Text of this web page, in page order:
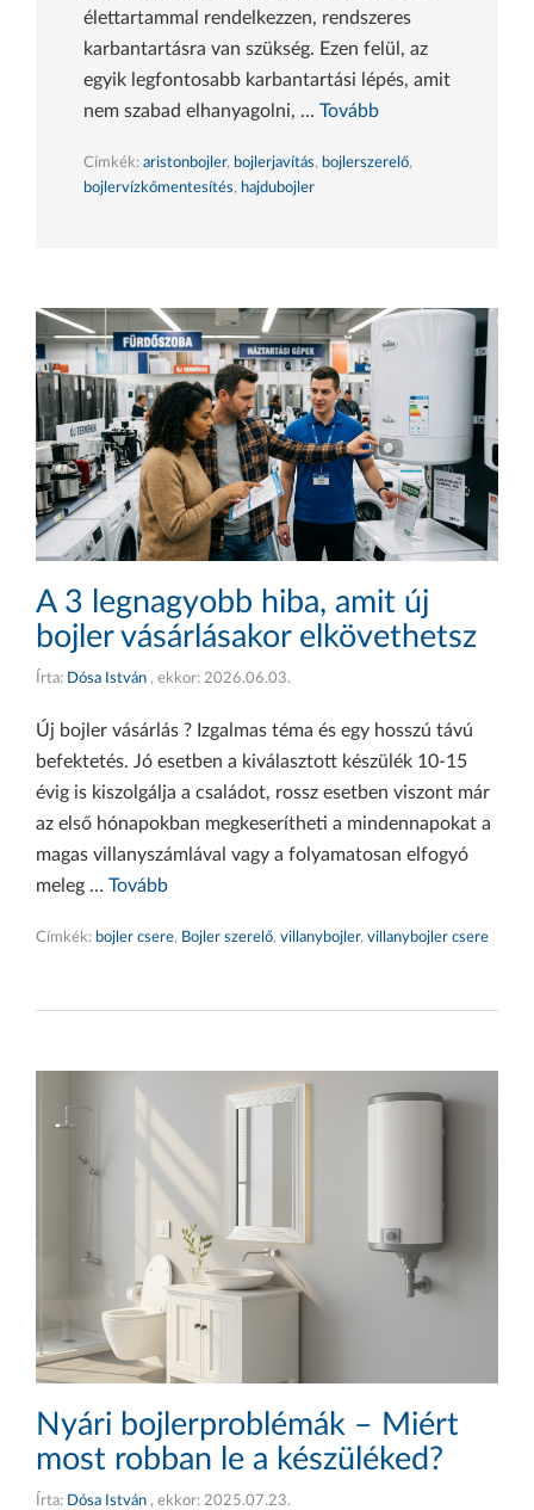
élettartammal rendelkezzen, rendszeres
karbantartásra van szükség. Ezen felül, az
egyik legfontosabb karbantartási lépés, amit
nem szabad elhanyagolni, … Tovább
Címkék: aristonbojler, bojlerjavítás, bojlerszerelő,
bojlervízkőmentesítés, hajdubojler
A 3 legnagyobb hiba, amit új
bojler vásárlásakor elkövethetsz
Írta: Dósa István , ekkor: 2026.06.03.
Új bojler vásárlás ? Izgalmas téma és egy hosszú távú
befektetés. Jó esetben a kiválasztott készülék 10-15
évig is kiszolgálja a családot, rossz esetben viszont már
az első hónapokban megkeserítheti a mindennapokat a
magas villanyszámlával vagy a folyamatosan elfogyó
meleg … Tovább
Címkék: bojler csere, Bojler szerelő, villanybojler, villanybojler csere
Nyári bojlerproblémák – Miért
most robban le a készüléked?
Írta: Dósa István , ekkor: 2025.07.23.